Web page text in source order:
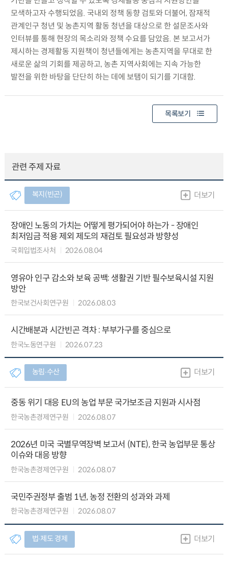
모색하고자 수행되었음. 국내외 정책 동향 검토와 더불어, 잠재적
관계인구 청년 및 농촌지역 활동 청년을 대상으로 한 설문조사와
인터뷰를 통해 현장의 목소리와 정책 수요를 담았음. 본 보고서가
제시하는 경제활동 지원책이 청년들에게는 농촌지역을 무대로 한
새로운 삶의 기회를 제공하고, 농촌 지역사회에는 지속 가능한
발전을 위한 바탕을 단단히 하는 데에 보탬이 되기를 기대함.
목록보기
관련 주제 자료
복지(빈곤) 더보기
장애인 노동의 가치는 어떻게 평가되어야 하는가 - 장애인
최저임금 적용 제외 제도의 재검토 필요성과 방향성
국회입법조사처 2026.08.04
영유아 인구 감소와 보육 공백: 생활권 기반 필수보육시설 지원
방안
한국보건사회연구원 2026.08.03
시간배분과 시간빈곤 격차 : 부부가구를 중심으로
한국노동연구원 2026.07.23
농림∙수산 더보기
중동 위기 대응 EU의 농업 부문 국가보조금 지원과 시사점
한국농촌경제연구원 2026.08.07
2026년 미국 국별무역장벽 보고서 (NTE), 한국 농업부문 통상
이슈와 대응 방향
한국농촌경제연구원 2026.08.07
국민주권정부 출범 1년, 농정 전환의 성과와 과제
한국농촌경제연구원 2026.08.07
법∙제도 경제 더보기